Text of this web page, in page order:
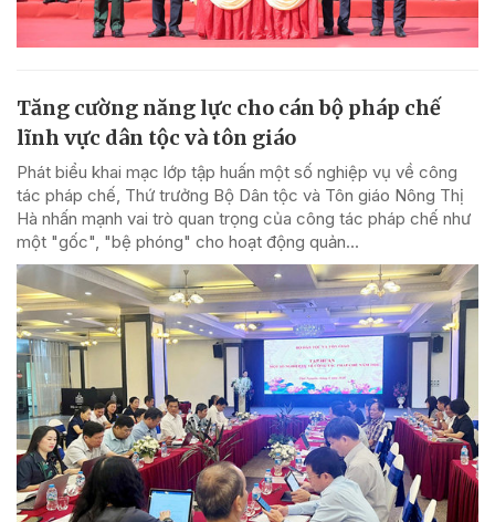
Tăng cường năng lực cho cán bộ pháp chế
lĩnh vực dân tộc và tôn giáo
Phát biểu khai mạc lớp tập huấn một số nghiệp vụ về công
tác pháp chế, Thứ trưởng Bộ Dân tộc và Tôn giáo Nông Thị
Hà nhấn mạnh vai trò quan trọng của công tác pháp chế như
một "gốc", "bệ phóng" cho hoạt động quản...